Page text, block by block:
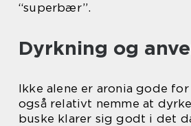
“superbær”.
Dyrkning og
Ikke alene er aronia gode
også relativt nemme at
buske klarer sig godt i det